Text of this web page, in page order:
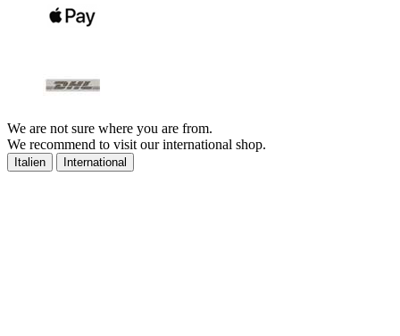
We are not sure where you are from.
We recommend to visit our international shop.
Italien International